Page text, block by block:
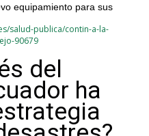
equipamiento para sus
salud-publica/contin-a-la-
90679
del
ha